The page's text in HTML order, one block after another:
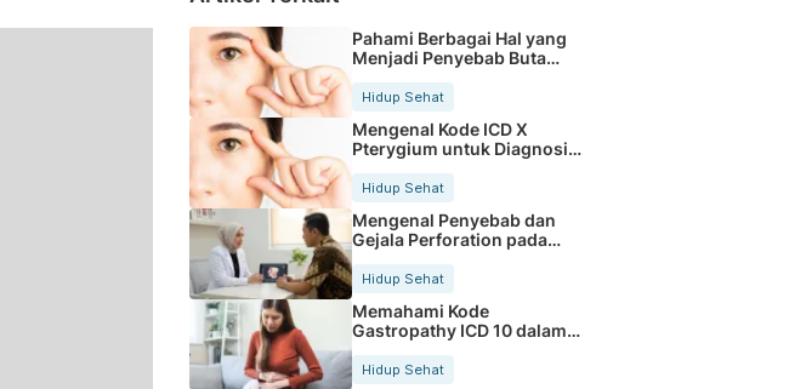
Pahami Berbagai Hal yang
Menjadi Penyebab Buta
Hidup Sehat
Mengenal Kode ICD X
Pterygium untuk Diagnosis
Hidup Sehat
Mengenal Penyebab dan
Gejala Perforation pada
Tubuh
Hidup Sehat
Memahami Kode
Gastropathy ICD 10 dalam
Rekam Medis Pasien
Hidup Sehat